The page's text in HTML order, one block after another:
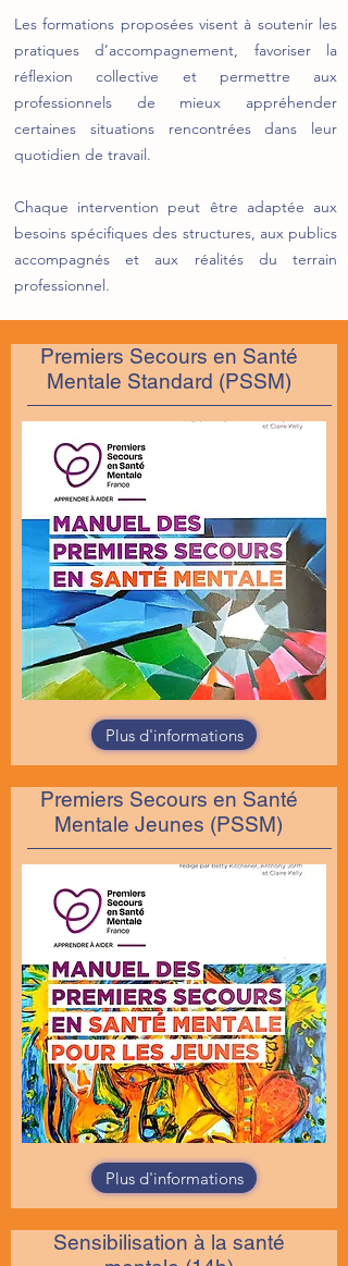
Les formations proposées visent à soutenir les
pratiques d’accompagnement, favoriser la
réflexion collective et permettre aux
professionnels de mieux appréhender
certaines situations rencontrées dans leur
quotidien de travail.
Chaque intervention peut être adaptée aux
besoins spécifiques des structures, aux publics
accompagnés et aux réalités du terrain
professionnel.
Premiers Secours en Santé
Mentale Standard (PSSM)
Plus d'informations
Premiers Secours en Santé
Mentale Jeunes (PSSM)
Plus d'informations
Sensibilisation à la santé